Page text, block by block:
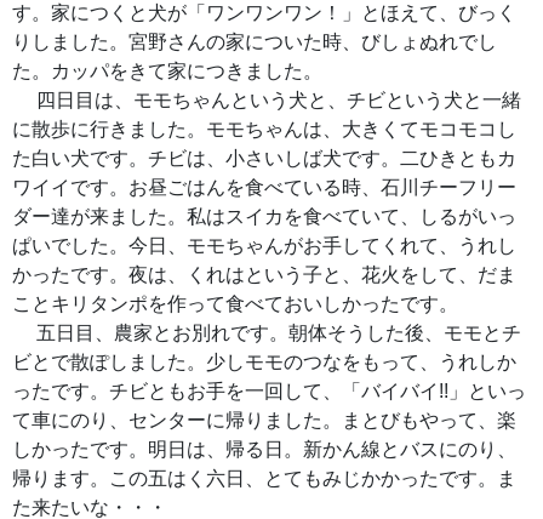
す。家につくと犬が「ワンワンワン！」とほえて、びっく
りしました。宮野さんの家についた時、びしょぬれでし
た。カッパをきて家につきました。
四日目は、モモちゃんという犬と、チビという犬と一緒
に散歩に行きました。モモちゃんは、大きくてモコモコし
た白い犬です。チビは、小さいしば犬です。二ひきともカ
ワイイです。お昼ごはんを食べている時、石川チーフリー
ダー達が来ました。私はスイカを食べていて、しるがいっ
ぱいでした。今日、モモちゃんがお手してくれて、うれし
かったです。夜は、くれはという子と、花火をして、だま
ことキリタンポを作って食べておいしかったです。
五日目、農家とお別れです。朝体そうした後、モモとチ
ビとで散ぽしました。少しモモのつなをもって、うれしか
ったです。チビともお手を一回して、「バイバイ!!」といっ
て車にのり、センターに帰りました。まとびもやって、楽
しかったです。明日は、帰る日。新かん線とバスにのり、
帰ります。この五はく六日、とてもみじかかったです。ま
た来たいな・・・